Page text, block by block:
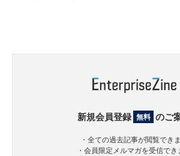
新規会員登録 無料 のご
・全ての過去記事が閲覧でき
・会員限定メルマガを受信でき